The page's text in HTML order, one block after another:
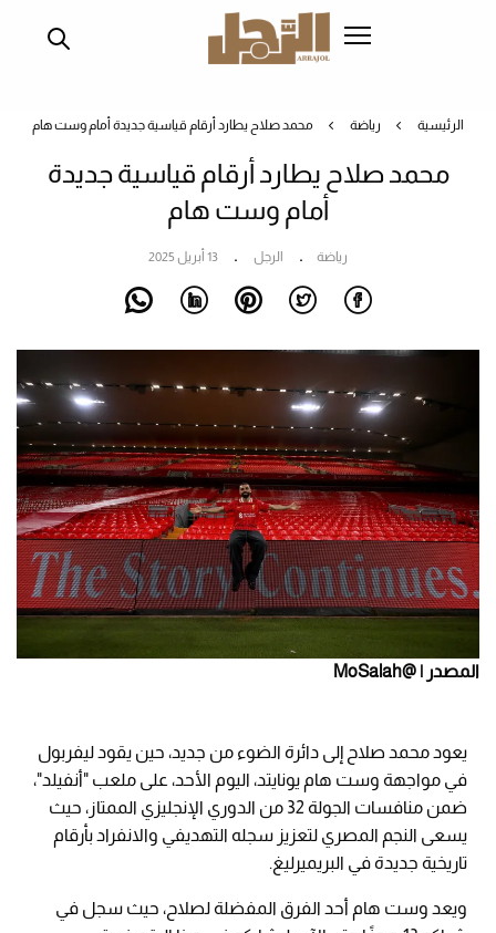
الرئيسية رياضة محمد صلاح يطارد أرقام قياسية جديدة أمام وست هام
محمد صلاح يطارد أرقام قياسية جديدة
أمام وست هام
رياضة الرجل 13 أبريل 2025
المصدر | @MoSalah
يعود محمد صلاح إلى دائرة الضوء من جديد، حين يقود ليفربول
في مواجهة وست هام يونايتد، اليوم الأحد، على ملعب "أنفيلد"،
ضمن منافسات الجولة 32 من الدوري الإنجليزي الممتاز، حيث
يسعى النجم المصري لتعزيز سجله التهديفي والانفراد بأرقام
تاريخية جديدة في البريميرليغ.
ويعد وست هام أحد الفرق المفضلة لصلاح، حيث سجل في